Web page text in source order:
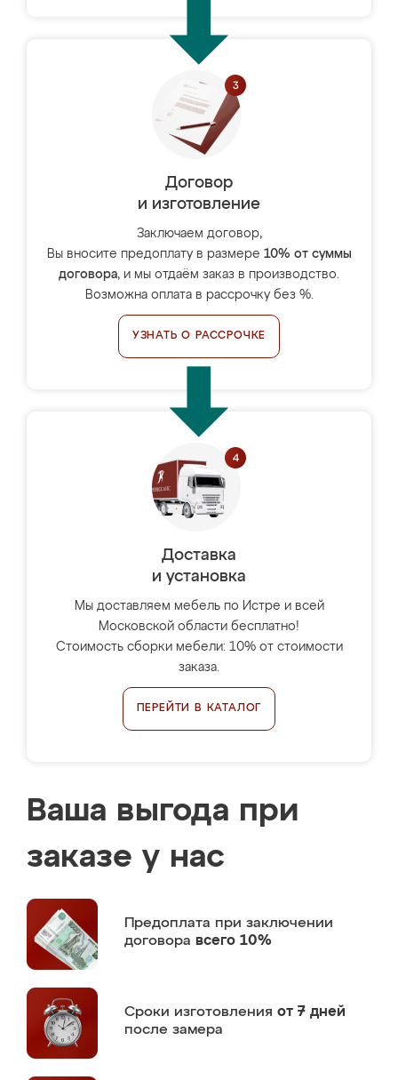
Договор
и изготовление
Заключаем договор,
Вы вносите предоплату в размере 10% от суммы
договора, и мы отдаём заказ в производство.
Возможна оплата в рассрочку без %.
УЗНАТЬ О РАССРОЧКЕ
Доставка
и установка
Мы доставляем мебель по Истре и всей
Московской области бесплатно!
Стоимость сборки мебели: 10% от стоимости
заказа.
ПЕРЕЙТИ В КАТАЛОГ
Ваша выгода при
заказе у нас
Предоплата при заключении
договора всего 10%
Сроки изготовления от 7 дней
после замера